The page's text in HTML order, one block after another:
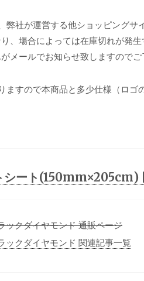
弊社が運営する他ショッピングサ
、場合によっては在庫切れが発生
メールでお知らせ致しますのでご
ますので本商品と多少仕様（ロゴ
シート(150mm×205cm)
ックダイヤモンド 通販ページ
ックダイヤモンド 関連記事一覧